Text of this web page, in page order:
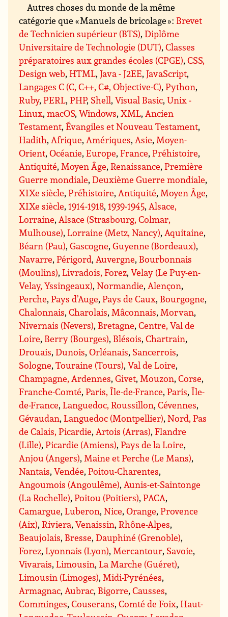
Autres choses du monde de la même
catégorie que « Manuels de bricolage » : Brevet
de Technicien supérieur (BTS),Diplôme
Universitaire de Technologie (DUT),Classes
préparatoires aux grandes écoles (CPGE),CSS,
Design web,HTML,Java - J2EE,JavaScript,
Langages C (C, C++, C#, Objective-C),Python,
Ruby,PERL,PHP, Shell,Visual Basic,Unix -
Linux,macOS,Windows,XML, Ancien
Testament,Évangiles et Nouveau Testament,
Hadith, Afrique, Amériques, Asie, Moyen-
Orient,Océanie,Europe,France,Préhistoire,
Antiquité, Moyen Âge,Renaissance,Première
Guerre mondiale,Deuxième Guerre mondiale,
XIXe siècle,Préhistoire, Antiquité, Moyen Âge,
XIXe siècle,1914-1918,1939-1945, Alsace,
Lorraine, Alsace (Strasbourg, Colmar,
Mulhouse),Lorraine (Metz, Nancy), Aquitaine,
Béarn (Pau),Gascogne,Guyenne (Bordeaux),
Navarre,Périgord, Auvergne, Bourbonnais
(Moulins),Livradois, Forez,Velay (Le Puy-en-
Velay, Yssingeaux),Normandie, Alençon,
Perche,Pays d’Auge,Pays de Caux, Bourgogne,
Chalonnais,Charolais, Mâconnais, Morvan,
Nivernais (Nevers), Bretagne,Centre, Val de
Loire, Berry (Bourges), Blésois,Chartrain,
Drouais,Dunois,Orléanais, Sancerrois,
Sologne,Touraine (Tours),Val de Loire,
Champagne, Ardennes,Givet, Mouzon,Corse,
Franche-Comté,Paris, Île-de-France,Paris,Île-
de-France,Languedoc, Roussillon,Cévennes,
Gévaudan,Languedoc (Montpellier),Nord, Pas
de Calais, Picardie, Artois (Arras),Flandre
(Lille),Picardie (Amiens),Pays de la Loire,
Anjou (Angers), Maine et Perche (Le Mans),
Nantais,Vendée,Poitou-Charentes,
Angoumois (Angoulême), Aunis-et-Saintonge
(La Rochelle),Poitou (Poitiers),PACA,
Camargue,Luberon,Nice,Orange,Provence
(Aix),Riviera,Venaissin,Rhône-Alpes,
Beaujolais, Bresse,Dauphiné (Grenoble),
Forez,Lyonnais (Lyon), Mercantour, Savoie,
Vivarais,Limousin,La Marche (Guéret),
Limousin (Limoges), Midi-Pyrénées,
Armagnac, Aubrac, Bigorre,Causses,
Comminges,Couserans,Comté de Foix,Haut-